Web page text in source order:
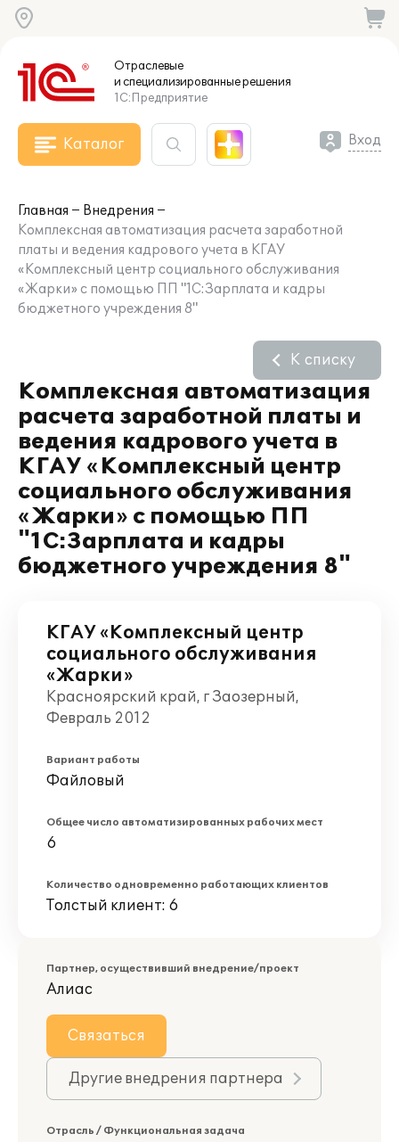
Отраслевые
и специализированныерешения
1С:Предприятие
Каталог Вход
Главная
Внедрения
Комплексная автоматизация расчета заработной
платы и ведения кадрового учета в КГАУ
«Комплексный центр социального обслуживания
«Жарки» с помощью ПП "1С:Зарплата и кадры
бюджетного учреждения 8"
Комплексная автоматизация
расчета заработной платы и
ведения кадрового учета в
КГАУ «Комплексный центр
социального обслуживания
«Жарки» с помощью ПП
"1С:Зарплата и кадры
бюджетного учреждения 8"
К списку
КГАУ «Комплексный центр
социального обслуживания
«Жарки»
Красноярский край, г Заозерный,
Февраль 2012
Вариант работы
Файловый
Общее число автоматизированных рабочих мест
6
Количество одновременно работающих клиентов
Толстый клиент: 6
Партнер, осуществивший внедрение/проект
Алиас
Связаться
Другие внедрения партнера
Отрасль / Функциональная задача